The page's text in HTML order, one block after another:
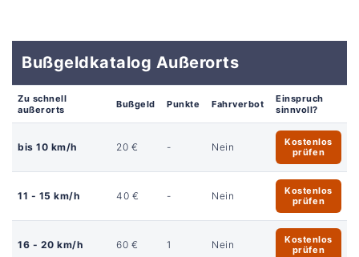
Bußgeldkatalog Außerorts
Zu schnell
außerorts
Bußgeld Punkte Fahrverbot
Einspruch
sinnvoll?
bis 10 km/h 20 € - Nein
Kostenlos
prüfen
11 - 15 km/h 40 € - Nein
Kostenlos
prüfen
16 - 20 km/h 60 € 1 Nein
Kostenlos
prüfen